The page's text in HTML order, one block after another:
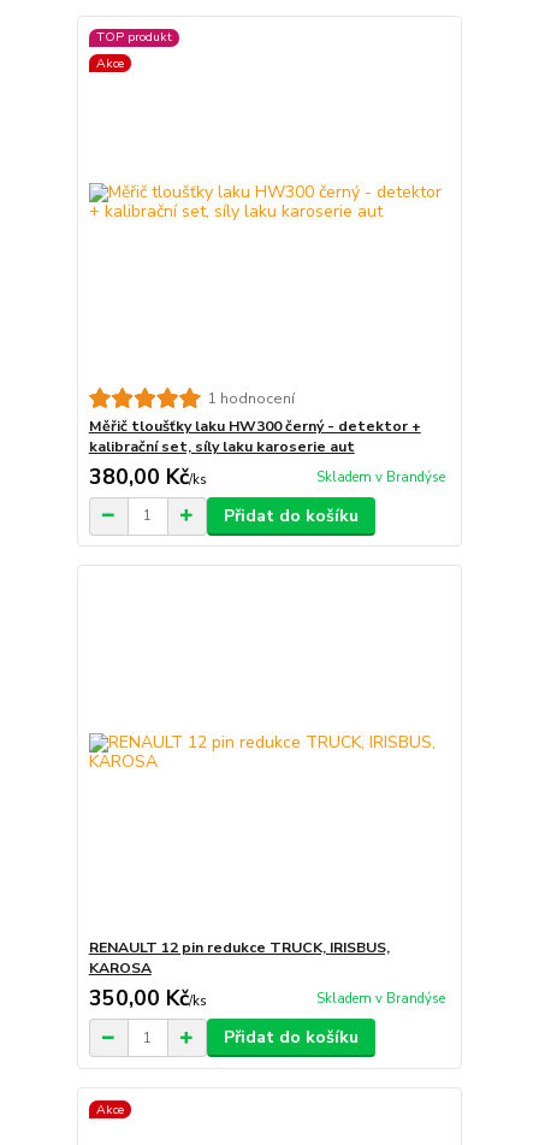
TOP produkt
Akce
1 hodnocení
Měřič tloušťky laku HW300 černý - detektor +
kalibrační set, síly laku karoserie aut
380,00 Kč/ks Skladem v Brandýse
Přidat do košíku
RENAULT 12 pin redukce TRUCK, IRISBUS,
KAROSA
350,00 Kč/ks Skladem v Brandýse
Přidat do košíku
Akce